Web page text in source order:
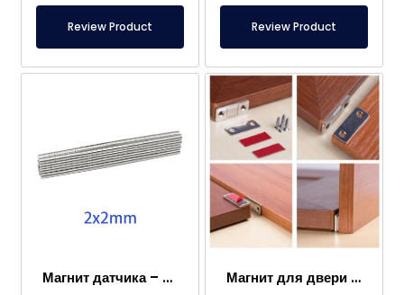
Review Product Review Product
Магнит датчика – 2×2 мм Магнит для двери каравана